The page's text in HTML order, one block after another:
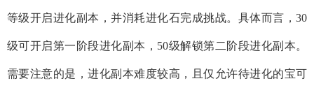
等级开启进化副本，并消耗进化石完成挑战。具体而言，30
级可开启第一阶段进化副本，50级解锁第二阶段进化副本。
需要注意的是，进化副本难度较高，且仅允许待进化的宝可